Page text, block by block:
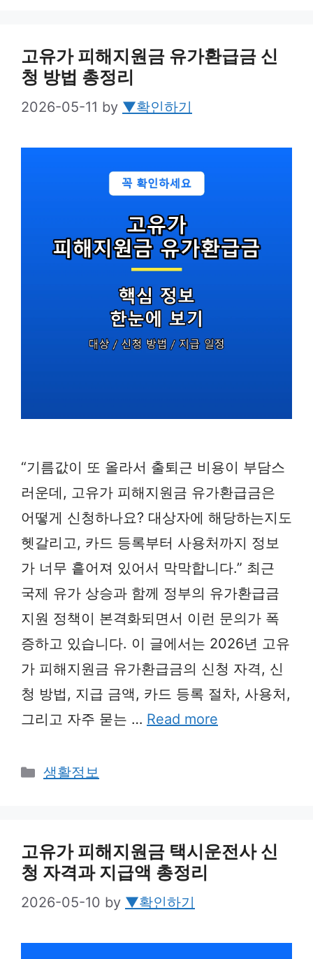
고유가 피해지원금 유가환급금 신
청 방법 총정리
2026-05-11 by ▼확인하기
“기름값이 또 올라서 출퇴근 비용이 부담스
러운데, 고유가 피해지원금 유가환급금은
어떻게 신청하나요? 대상자에 해당하는지도
헷갈리고, 카드 등록부터 사용처까지 정보
가 너무 흩어져 있어서 막막합니다.” 최근
국제 유가 상승과 함께 정부의 유가환급금
지원 정책이 본격화되면서 이런 문의가 폭
증하고 있습니다. 이 글에서는 2026년 고유
가 피해지원금 유가환급금의 신청 자격, 신
청 방법, 지급 금액, 카드 등록 절차, 사용처,
그리고 자주 묻는 … Read more
Categories
생활정보
고유가 피해지원금 택시운전사 신
청 자격과 지급액 총정리
2026-05-10 by ▼확인하기